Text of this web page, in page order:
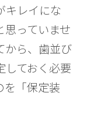
キレイにな
思っていませ
から、歯並び
しておく必要
を「保定装